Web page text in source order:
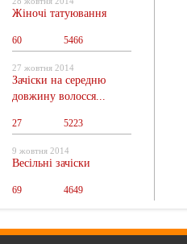
Жіночі татуювання
60 5466
27 жовтня 2014
Зачіски на середню
довжину волосся...
27 5223
9 жовтня 2014
Весільні зачіски
69 4649